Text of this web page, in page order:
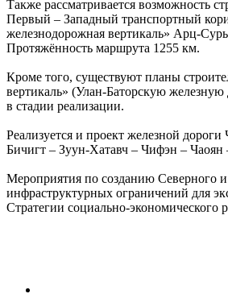
Также рассматривается возможность
Первый – Западный транспортный
железнодорожная вертикаль» Арц-
Протяжённость маршрута 1255 км.
Кроме того, существуют планы
вертикаль» (Улан-Баторскую
в стадии реализации.
Реализуется и проект железной
Бичигт – Зуун-Хатавч – Чифэн –
Мероприятия по созданию Северного и
инфраструктурных ограничений для
Стратегии социально-экономического